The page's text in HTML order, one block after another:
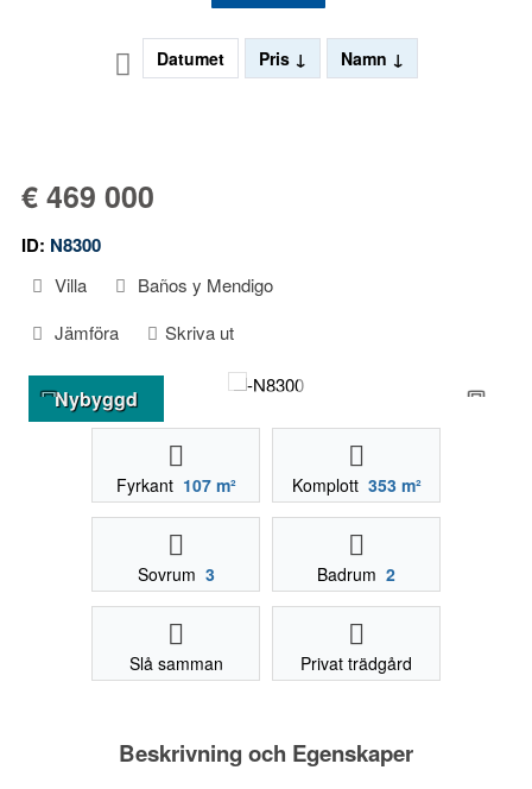
Datumet Pris Namn
€ 469 000
ID: N8300
Villa
Baños y Mendigo
Jämföra
Skriva ut
Nybyggd
Fyrkant 107 m² Komplott 353 m²
Sovrum 3 Badrum 2
Slå samman Privat trädgård
Beskrivning och Egenskaper